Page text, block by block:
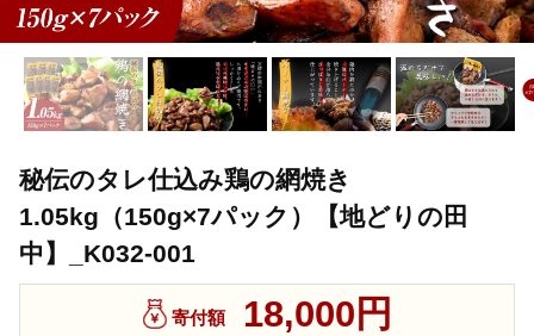
秘伝のタレ仕込み鶏の網焼き
1.05kg（150g×7パック）【地どりの田
中】_K032-001
寄付額 18,000円